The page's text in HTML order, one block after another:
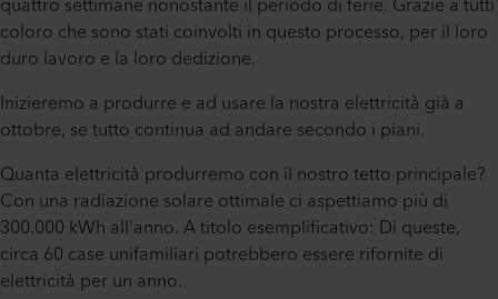
coloro che sono stati coinvolti in questo processo, per il loro
duro lavoro e la loro dedizione.
Inizieremo a produrre e ad usare la nostra elettricità già a
ottobre, se tutto continua ad andare secondo i piani.
Quanta elettricità produrremo con il nostro tetto principale?
Con una radiazione solare ottimale ci aspettiamo più di
300.000 kWh all'anno. A titolo esemplificativo: Di queste,
circa 60 case unifamiliari potrebbero essere rifornite di
elettricità per un anno.